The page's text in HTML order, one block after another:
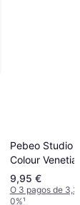
Pebeo Studio
Colour
Orange 200ml
9,95 €
O 3 pagos de
0%¹